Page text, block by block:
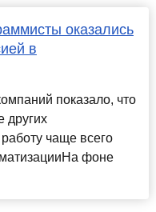
оказались
в
показало, что
других
чаще всего
фоне